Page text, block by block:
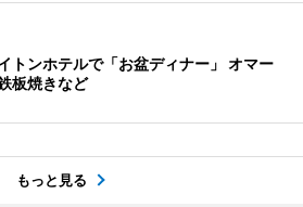
トンホテルで「お盆ディナー」 オマー
板焼きなど
もっと見る